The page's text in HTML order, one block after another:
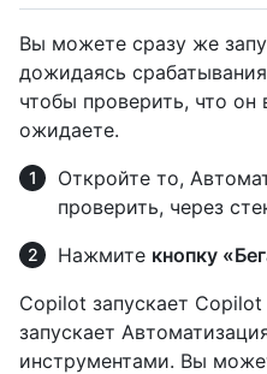
Вы можете сразу же
дожидаясь
чтобы проверить, что он
ожидаете.
Откройте то,
проверить, через
Нажмите кнопку
Copilot запускает
запускает
инструментами. Вы